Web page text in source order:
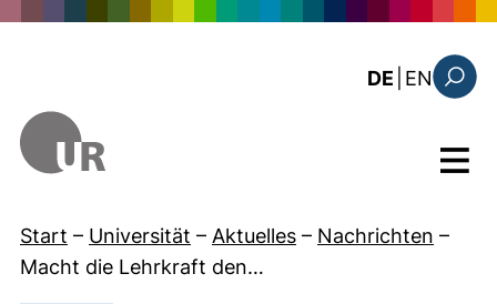
DE EN: the
Menü
Start – Universität – Aktuelles – Nachrichten –
Macht die Lehrkraft den…